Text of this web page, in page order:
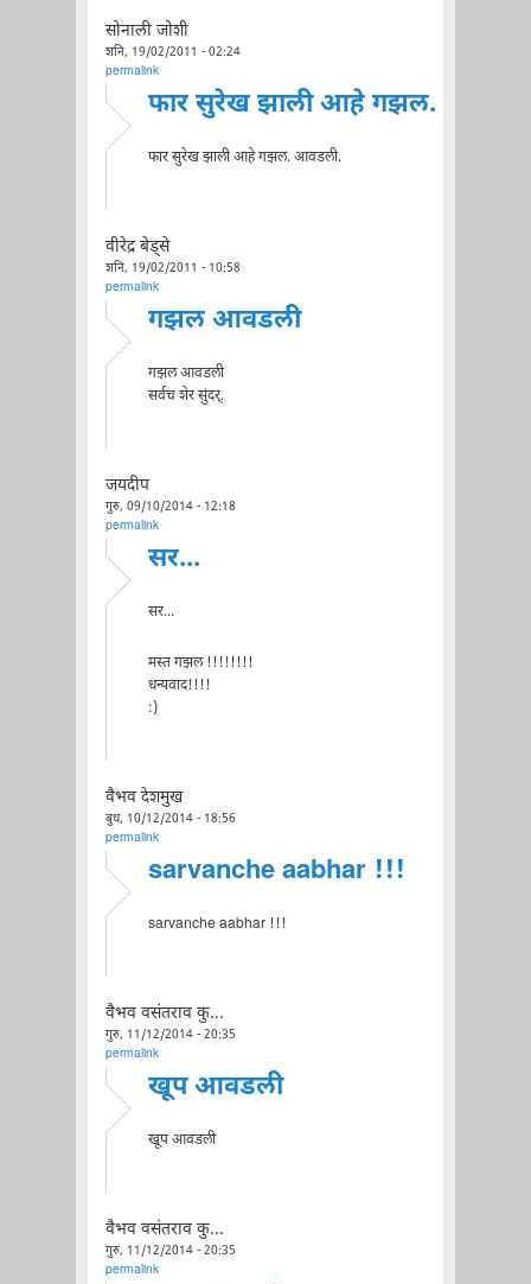
सोनाली जोशी
शनि, 19/02/2011 - 02:24
permalink
फार सुरेख झाली आहे गझल.
फार सुरेख झाली आहे गझल. आवडली.
वीरेद्र बेड्से
शनि, 19/02/2011 - 10:58
permalink
गझल आवडली
गझल आवडली
सर्वच शेर सुंदर्.
जयदीप
गुरु, 09/10/2014 - 12:18
permalink
सर...
सर...
मस्त गझल !!!!!!!!
धन्यवाद!!!!
:)
वैभव देशमुख
बुध, 10/12/2014 - 18:56
permalink
sarvanche aabhar !!!
sarvanche aabhar !!!
वैभव वसंतराव कु...
गुरु, 11/12/2014 - 20:35
permalink
खूप आवडली
खूप आवडली
वैभव वसंतराव कु...
गुरु, 11/12/2014 - 20:35
permalink